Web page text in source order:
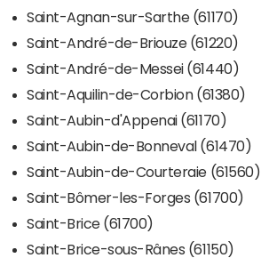
Saint-Agnan-sur-Sarthe (61170)
Saint-André-de-Briouze (61220)
Saint-André-de-Messei (61440)
Saint-Aquilin-de-Corbion (61380)
Saint-Aubin-d'Appenai (61170)
Saint-Aubin-de-Bonneval (61470)
Saint-Aubin-de-Courteraie (61560)
Saint-Bômer-les-Forges (61700)
Saint-Brice (61700)
Saint-Brice-sous-Rânes (61150)